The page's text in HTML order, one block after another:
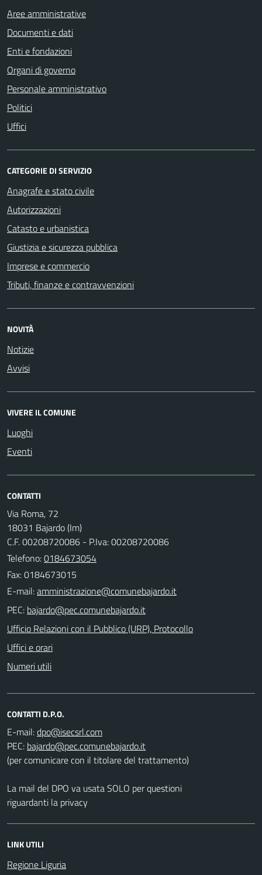
Aree amministrative
Documenti e dati
Enti e fondazioni
Organi di governo
Personale amministrativo
Politici
Uffici
CATEGORIE DI SERVIZIO
Anagrafe e stato civile
Autorizzazioni
Catasto e urbanistica
Giustizia e sicurezza pubblica
Imprese e commercio
Tributi, finanze e contravvenzioni
NOVITÀ
Notizie
Avvisi
VIVERE IL COMUNE
Luoghi
Eventi
CONTATTI
Via Roma, 72
18031 Bajardo (Im)
C.F. 00208720086 - P.Iva: 00208720086
Telefono:0184673054
Fax: 0184673015
E-mail:
PEC:
Ufficio Relazioni con il Pubblico (URP), Protocollo
Uffici e orari
Numeri utili
CONTATTI D.P.O.
E-mail:
PEC:
(per comunicare con il titolare del trattamento)
La mail del DPO va usata SOLO per questioni
riguardanti la privacy
LINK UTILI
Regione Liguria